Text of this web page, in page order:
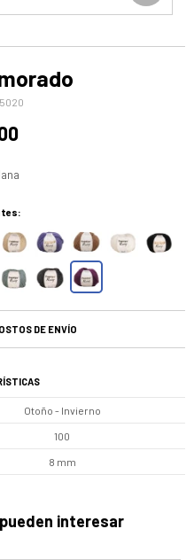
DE ENVÍO
Otoño - Invierno
100
8 mm
interesar